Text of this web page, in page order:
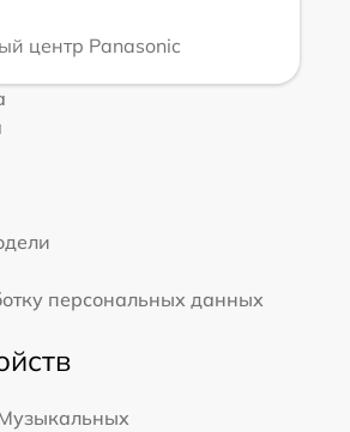
центр Panasonic
персональных данных